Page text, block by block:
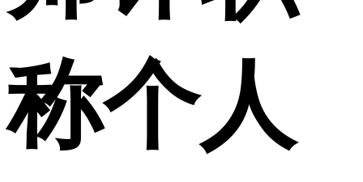
称个人